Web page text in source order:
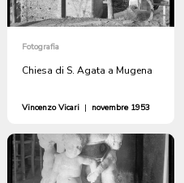
Fotografia
Chiesa di S. Agata a Mugena
Vincenzo Vicari | novembre 1953